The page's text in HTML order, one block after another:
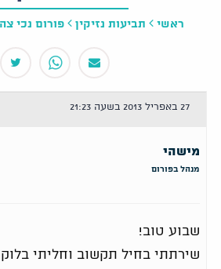
ראשי תביעות נזיקין פורום נכי
27 באפריל 2013 בשעה 21:23
מישהי
מנהל בפורום
שבוע טוב!
שירתתי בחיל תקשוב וחליתי